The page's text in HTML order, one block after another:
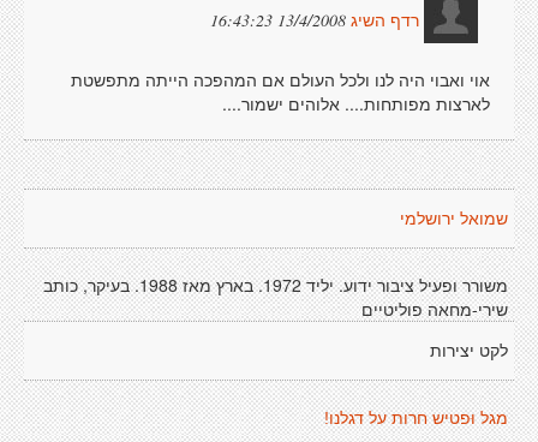
רדף השיג 13/4/2008 16:43:23
אוי ואבוי היה לנו ולכל העולם אם המהפכה הייתה מתפשטת
לארצות מפותחות.... אלוהים ישמור....
שמואל ירושלמי
משורר ופעיל ציבור ידוע. יליד 1972. בארץ מאז 1988. בעיקר, כותב
שירי-מחאה פוליטיים
לקט יצירות
מגל וּפטיש חרות על דגלנו!